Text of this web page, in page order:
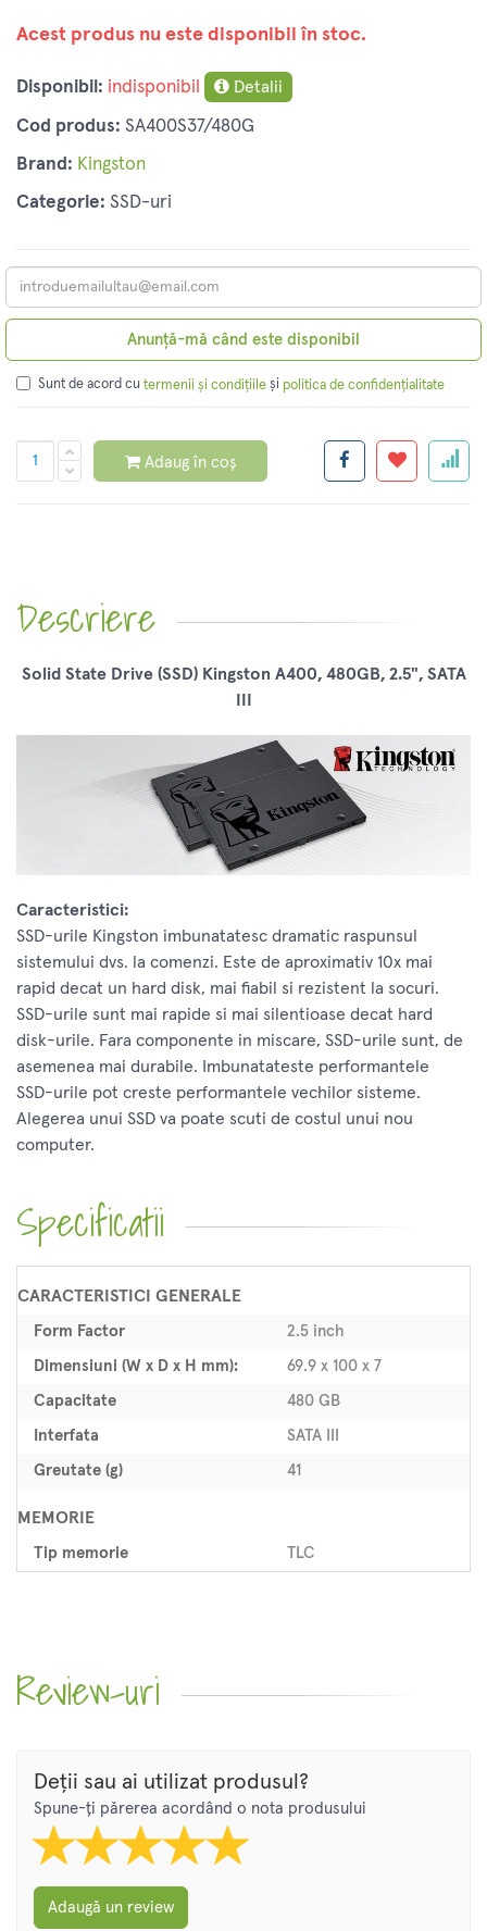
Acest produs nu este disponibil în stoc.
Disponibil: indisponibil Detalii
Cod produs: SA400S37/480G
Brand: Kingston
Categorie: SSD-uri
Anunță-mă când este disponibil
Sunt de acord cu termenii și condițiile și politica de confidențialitate
Adaug în coș
Descriere
Solid State Drive (SSD) Kingston A400, 480GB, 2.5", SATA
Caracteristici:
SSD-urile Kingston imbunatatesc dramatic raspunsul
sistemului dvs. la comenzi. Este de aproximativ 10x mai
rapid decat un hard disk, mai fiabil si rezistent la socuri.
SSD-urile sunt mai rapide si mai silentioase decat hard
disk-urile. Fara componente in miscare, SSD-urile sunt, de
asemenea mai durabile. Imbunatateste performantele
SSD-urile pot creste performantele vechilor sisteme.
Alegerea unui SSD va poate scuti de costul unui nou
computer.
Specificatii
CARACTERISTICI GENERALE
Form Factor 2.5 inch
Dimensiuni (W x D x H mm): 69.9 x 100 x 7
Capacitate 480 GB
Interfata SATA III
Greutate (g) 41
MEMORIE
Tip memorie TLC
Review-uri
Deții sau ai utilizat produsul?
Spune-ți părerea acordând o nota produsului
Adaugă un review